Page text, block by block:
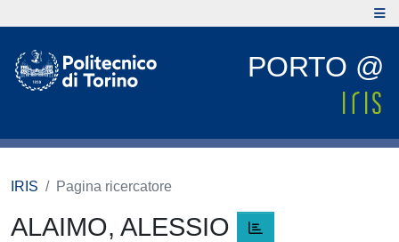
PORTO @
IRIS Pagina ricercatore
ALAIMO, ALESSIO